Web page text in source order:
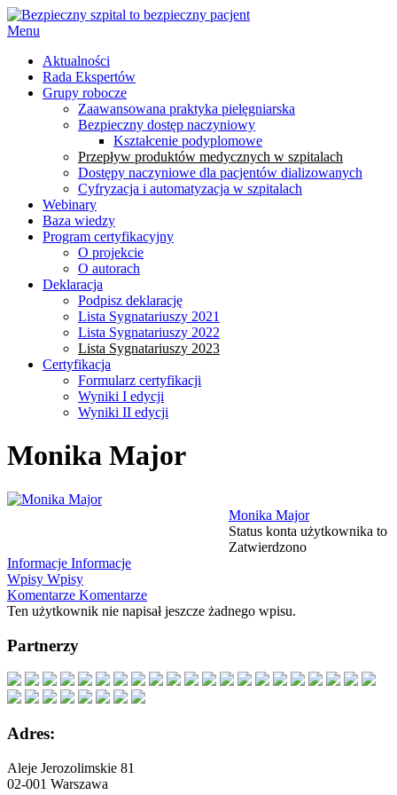
Menu
Aktualności
Rada Ekspertów
Grupy robocze
Zaawansowana praktyka pielęgniarska
Bezpieczny dostęp naczyniowy
Kształcenie podyplomowe
Przepływ produktów medycznych w szpitalach
Dostępy naczyniowe dla pacjentów dializowanych
Cyfryzacja i automatyzacja w szpitalach
Webinary
Baza wiedzy
Program certyfikacyjny
O projekcie
O autorach
Deklaracja
Podpisz deklarację
Lista Sygnatariuszy 2021
Lista Sygnatariuszy 2022
Lista Sygnatariuszy 2023
Certyfikacja
Formularz certyfikacji
Wyniki I edycji
Wyniki II edycji
Monika Major
Monika Major
Status konta użytkownika to
Zatwierdzono
Informacje Informacje
Wpisy Wpisy
Komentarze Komentarze
Ten użytkownik nie napisał jeszcze żadnego wpisu.
Partnerzy
Adres:
Aleje Jerozolimskie 81
02-001 Warszawa